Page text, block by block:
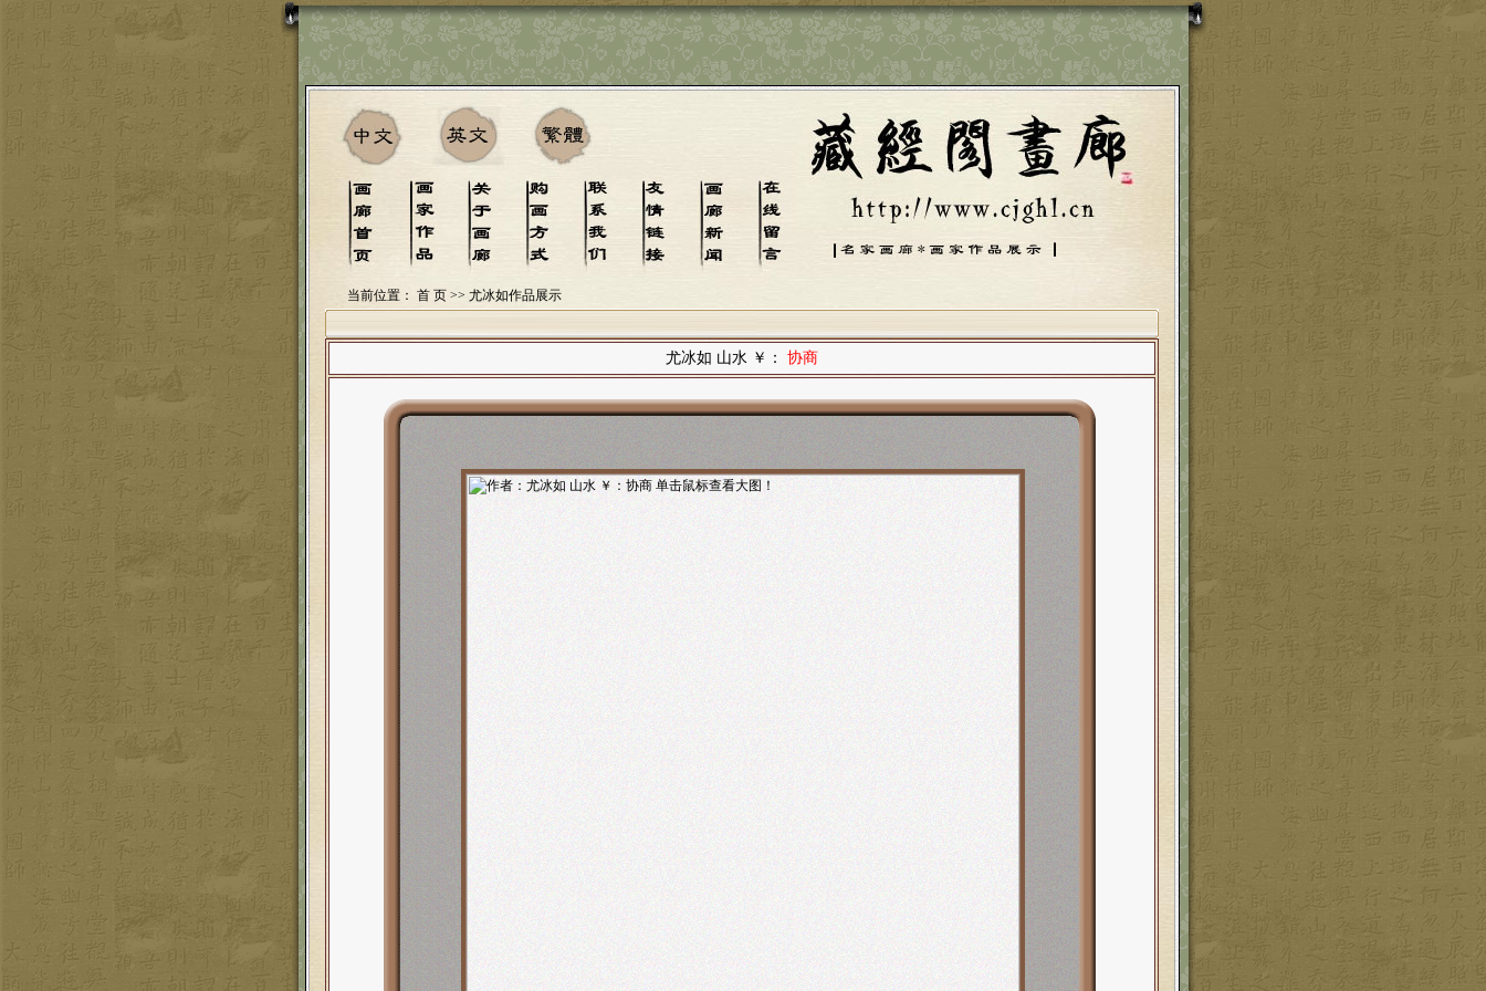
当前位置： 首 页>> 尤冰如作品展示
尤冰如 山水 ￥： 协商